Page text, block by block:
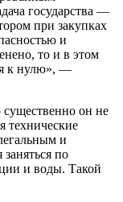
государства —
при закупках
и
то и в этом
к нулю», —
существенно он не
технические
и
по
и воды. Такой